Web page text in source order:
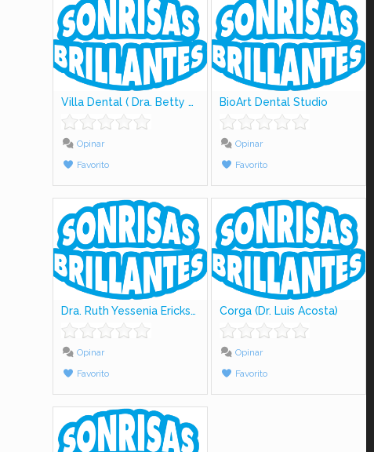
Villa Dental ( Dra. Betty Lujiao)
Opinar
Favorito
BioArt Dental Studio
Opinar
Favorito
Dra. Ruth Yessenia Ericksson
Opinar
Favorito
Corga (Dr. Luis Acosta)
Opinar
Favorito